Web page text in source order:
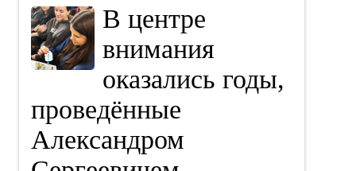
В центре
внимания
оказались годы,
проведённые
Александром